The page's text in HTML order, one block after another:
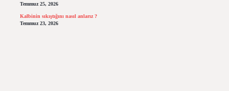
Temmuz 25, 2026
Kalbinin sıkıştığını nasıl anlarız ?
Temmuz 23, 2026